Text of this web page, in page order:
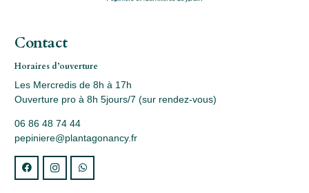
Contact
Horaires d’ouverture
Les Mercredis de 8h à 17h
Ouverture pro à 8h 5jours/7 (sur rendez-vous)
06 86 48 74 44
pepiniere@plantagonancy.fr